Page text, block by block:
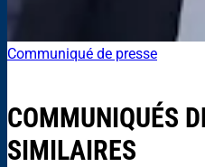
Communiqué de presse
COMMUNIQUÉS
SIMILAIRES